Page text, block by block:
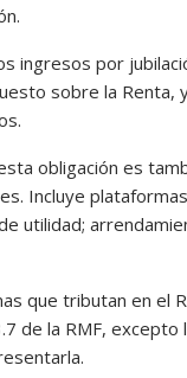
ingresos por
sobre la Renta,
obligación es
Incluye
utilidad;
que tributan en el
de la RMF,